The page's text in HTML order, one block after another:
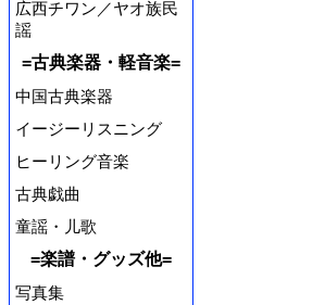
広西チワン／ヤオ族民
謡
=古典楽器・軽音楽=
中国古典楽器
イージーリスニング
ヒーリング音楽
古典戯曲
童謡・儿歌
=楽譜・グッズ他=
写真集